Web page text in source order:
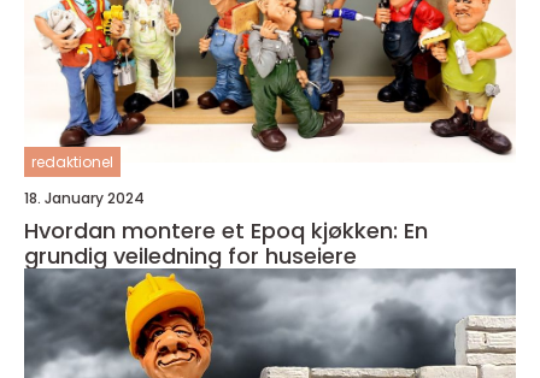
redaktionel
18. January 2024
Hvordan montere et Epoq kjøkken: En
grundig veiledning for huseiere